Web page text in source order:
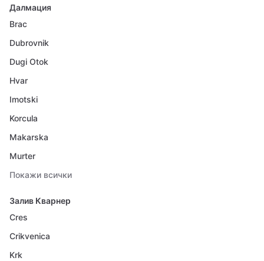
Далмация
Brac
Dubrovnik
Dugi Otok
Hvar
Imotski
Korcula
Makarska
Murter
Покажи всички
Залив Кварнер
Cres
Crikvenica
Krk